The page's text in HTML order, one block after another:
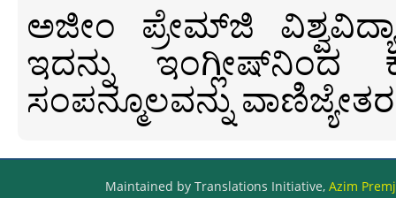
ಅಜೀಂ ಪ್ರೇಮ್‍ಜಿ
ಇದನ್ನು ಇಂಗ್ಲೀಷ್‍ನಿಂದ
ಸಂಪನ್ಮೂಲವನ್ನು
Maintained by Translations Initiative, Azim